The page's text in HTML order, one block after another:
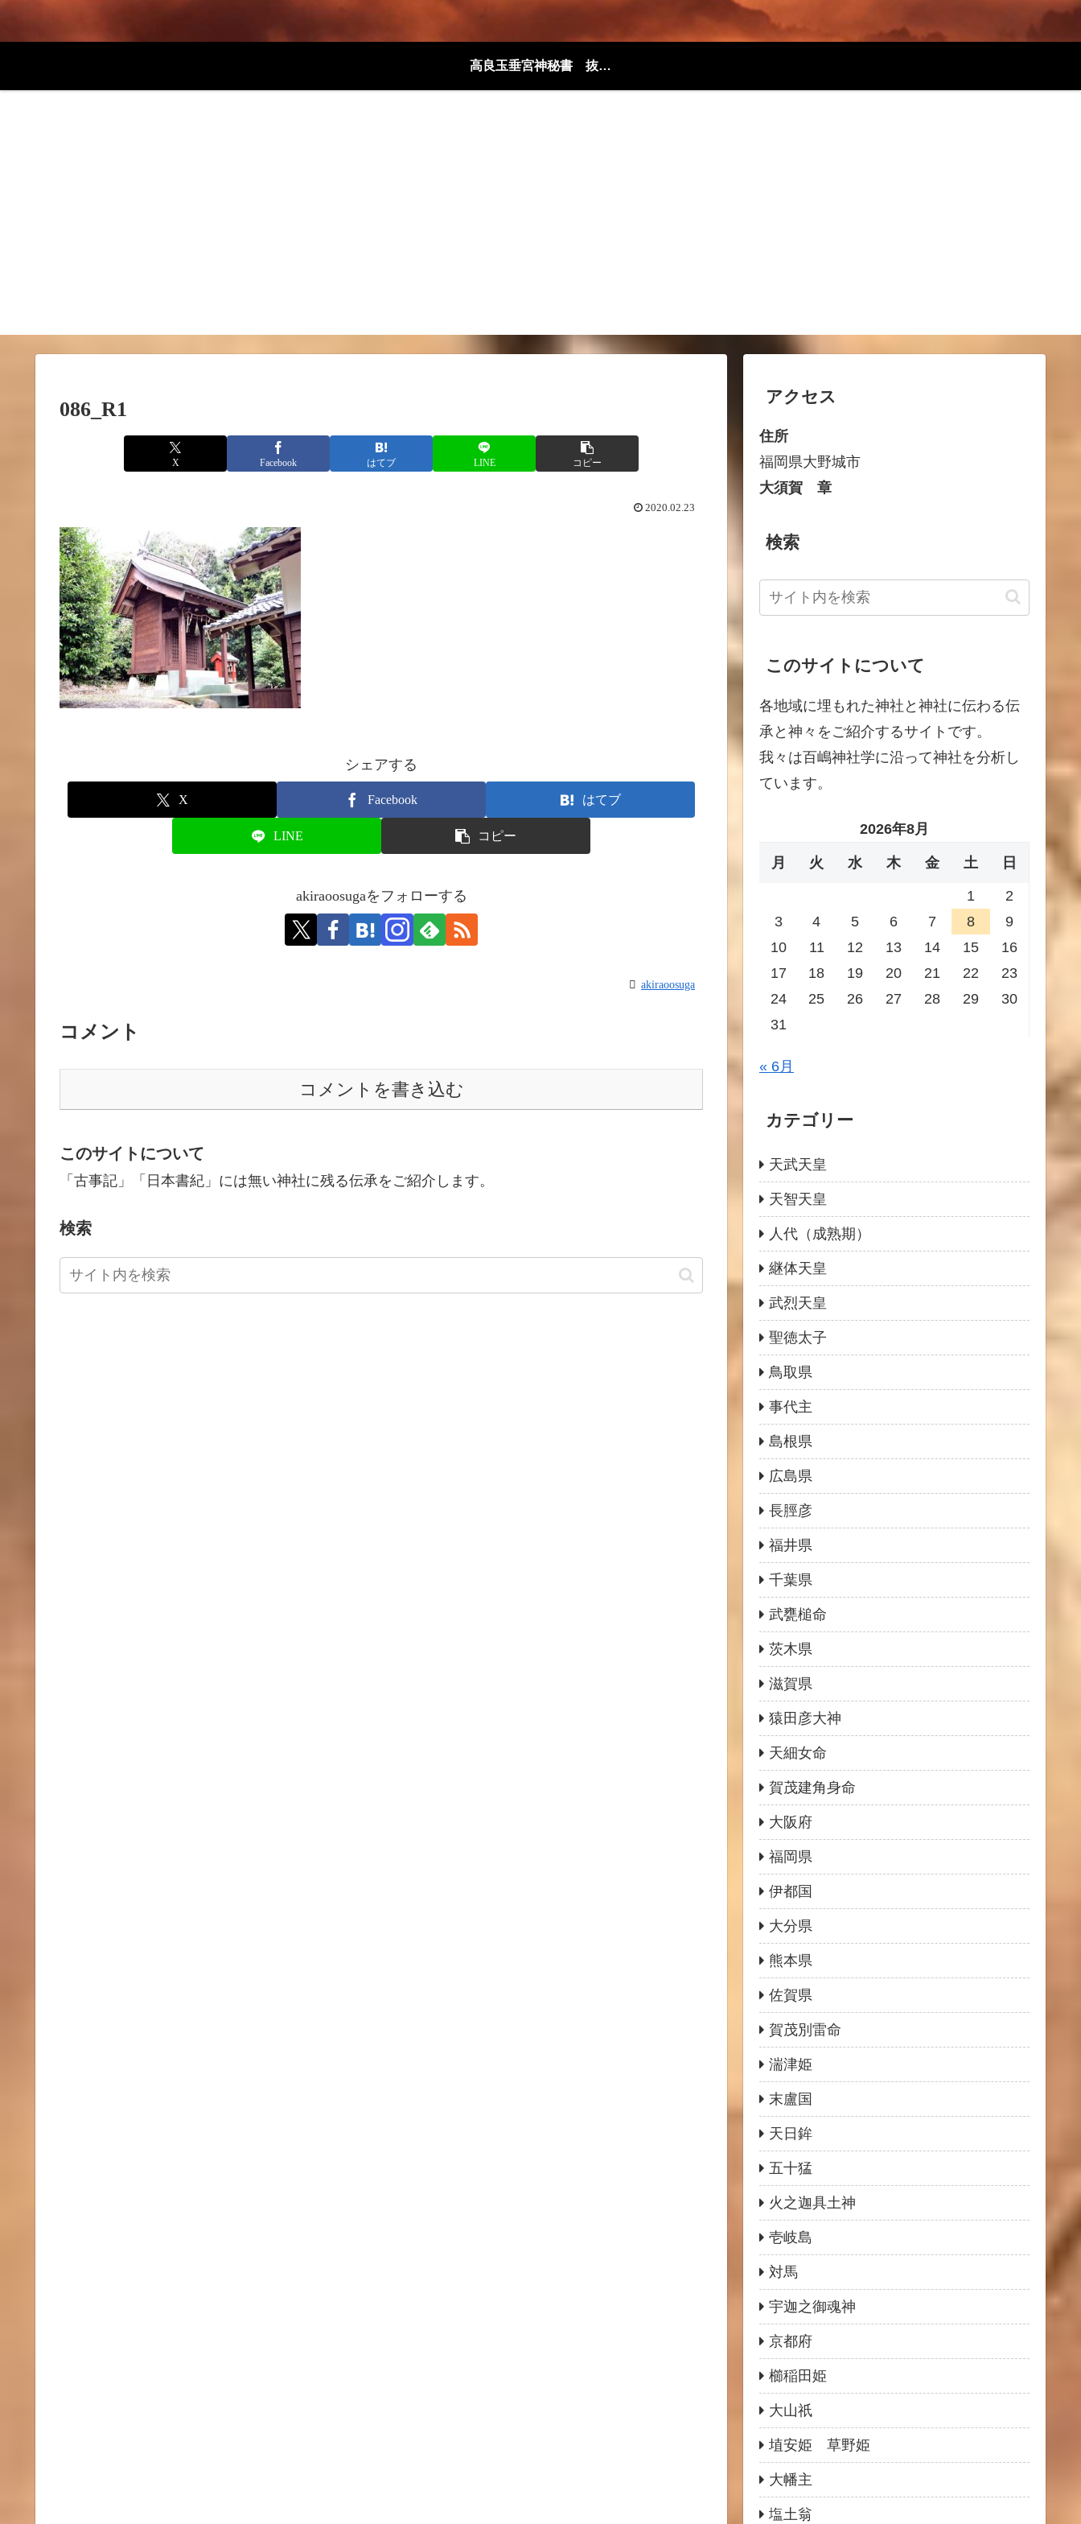
高良玉垂宮神秘書 抜粋解説編
086_R1
X Facebook はてブ LINE コピー
2020.02.23
シェアする
X Facebook はてブ
LINE コピー
akiraoosugaをフォローする
akiraoosuga
コメント
コメントを書き込む
このサイトについて
「古事記」「日本書紀」には無い神社に残る伝承をご紹介します。
検索
アクセス
住所
福岡県大野城市
大須賀 章
検索
このサイトについて
各地域に埋もれた神社と神社に伝わる伝
承と神々をご紹介するサイトです。
我々は百嶋神社学に沿って神社を分析し
ています。
2026年8月
月 火 水 木 金 土 日
1
2
3
4 5 6 7 8
9
10
11 12 13 14 15
16
17
18 19 20 21 22
23
24
25 26 27 28 29
30
31
« 6月
カテゴリー
天武天皇
天智天皇
人代（成熟期）
継体天皇
武烈天皇
聖徳太子
鳥取県
事代主
島根県
広島県
長脛彦
福井県
千葉県
武甕槌命
茨木県
滋賀県
猿田彦大神
天細女命
賀茂建角身命
大阪府
福岡県
伊都国
大分県
熊本県
佐賀県
賀茂別雷命
湍津姫
末盧国
天日鉾
五十猛
火之迦具土神
壱岐島
対馬
宇迦之御魂神
京都府
櫛稲田姫
大山祇
埴安姫 草野姫
大幡主
塩土翁